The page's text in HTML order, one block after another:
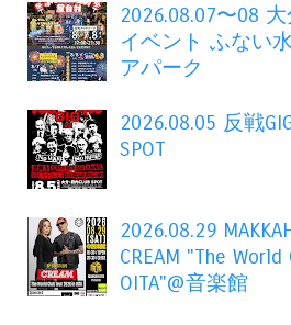
2026.08.07〜08
イベント ふない
アパーク
2026.08.05 反戦
SPOT
2026.08.29
CREAM "The
OITA"@音楽館